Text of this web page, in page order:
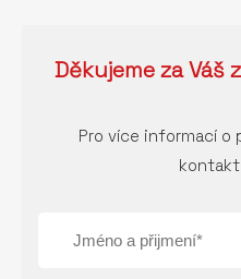
Děkujeme za Váš
Pro více informací o